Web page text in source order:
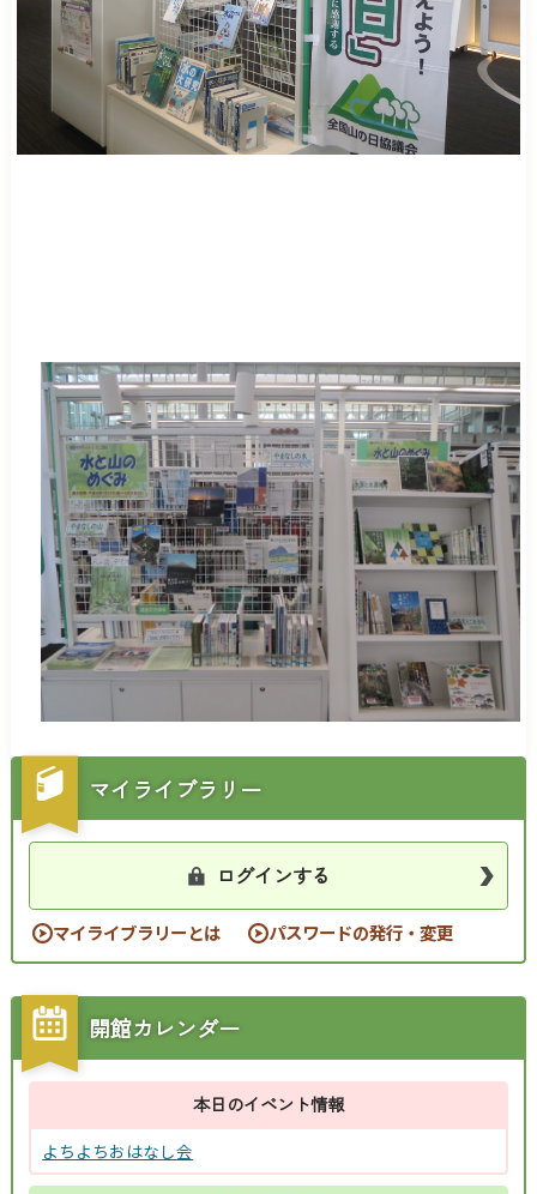
マイライブラリー
ログインする
マイライブラリーとは パスワードの発行・変更
開館カレンダー
本日のイベント情報
よちよちおはなし会